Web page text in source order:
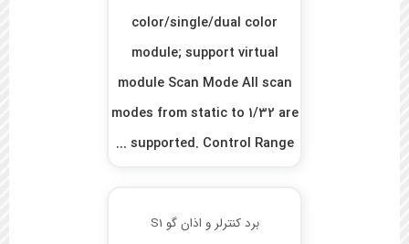
color/single/dual color
module; support virtual
module Scan Mode All scan
modes from static to 1/32 are
supported. Control Range ...
برد کنترلر و اذان گو S1